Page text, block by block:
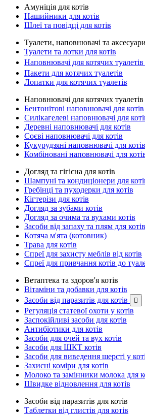
Амуніція для котів
Нашийники для котів
Шлеї та повідці для котів
Туалети, наповнювачі та аксесуари
Туалети та лотки для котів
Наповнювачі для котячих туалетів
Пакети для котячих туалетів
Лопатки для котячих туалетів
Наповнювачі для котячих туалетів
Бентонітові наповнювачі для котів
Силікагелеві наповнювачі для
Деревні наповнювачі для котів
Соєві наповнювачі для котів
Кукурудзяні наповнювачі для котів
Комбіновані наповнювачі для
Догляд та гігієна для котів
Шампуні та кондиціонери для
Гребінці та пуходерки для котів
Кігтерізи для котів
Догляд за зубами котів
Догляд за очима та вухами котів
Засоби від запаху та плям для котів
Котяча м'ята (котовник)
Трава для котів
Спреї для захисту меблів від котів
Спреї для привчання котів до
Ветаптека та здоров'я котів
Вітаміни та добавки для котів
Засоби від паразитів для котів

Регуляція статевої охоти у котів
Заспокійливі засоби для котів
Антибіотики для котів
Засоби для очей та вух котів
Засоби для ШКТ котів
Засоби для виведення шерсті у
Захисні коміри для котів
Молоко та замінники молока для
Швидке відновлення для котів
Засоби від паразитів для котів
Таблетки від глистів для котів